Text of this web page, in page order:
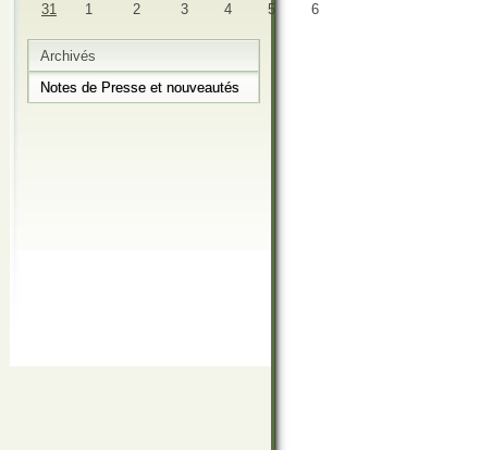
31
1 2 3 4 5 6
Archivés
Notes de Presse et nouveautés